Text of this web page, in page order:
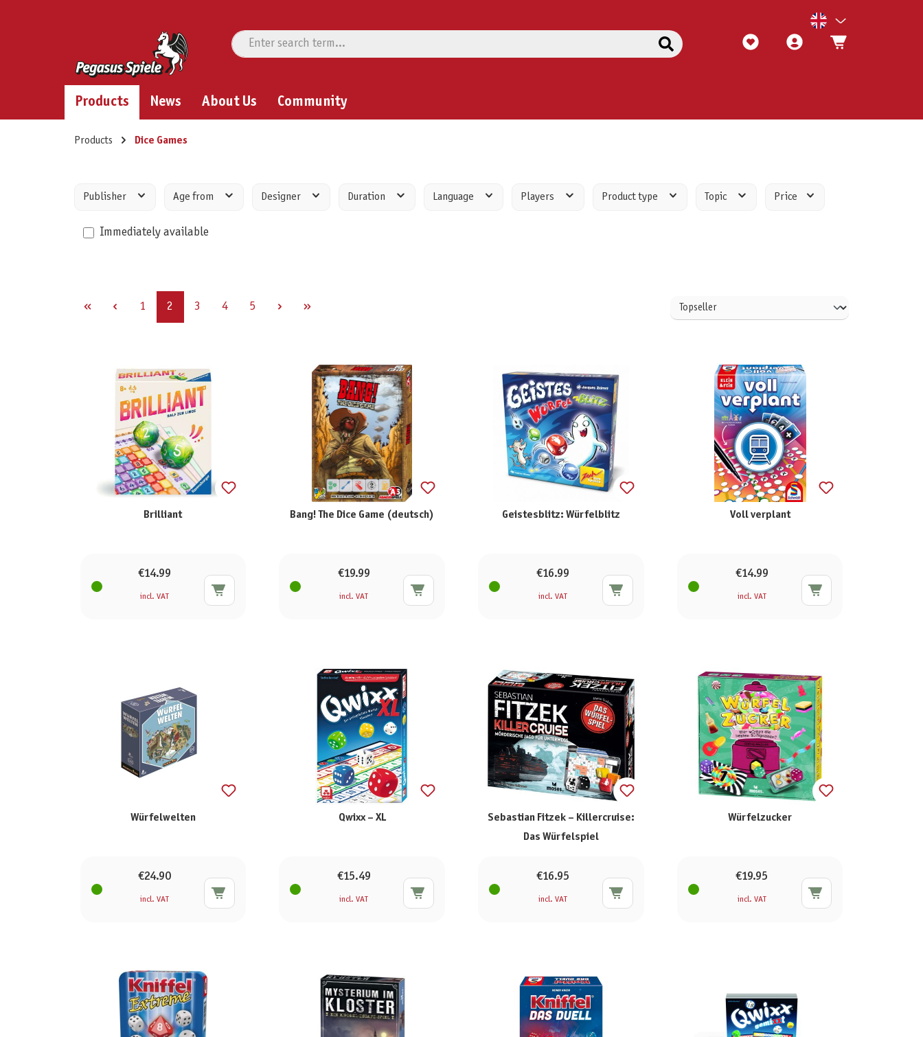
Products News About Us Community
Products Dice Games
Publisher Age from Designer Duration Language Players Product type Topic Price
Immediately available
Page
1 Page
2 Page
3 Page
4 Page
5
Brilliant
€14.99
incl. VAT
Bang! The Dice Game (deutsch)
€19.99
incl. VAT
Geistesblitz: Würfelblitz
€16.99
incl. VAT
Voll verplant
€14.99
incl. VAT
Würfelwelten
€24.90
incl. VAT
Qwixx – XL
€15.49
incl. VAT
Sebastian Fitzek – Killercruise:
Das Würfelspiel
€16.95
incl. VAT
Würfelzucker
€19.95
incl. VAT